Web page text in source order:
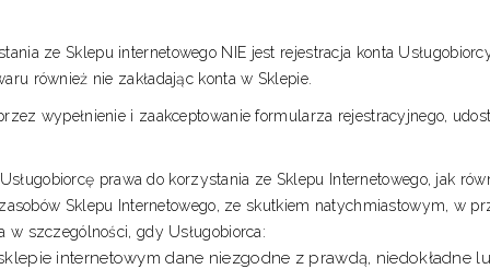
ze Sklepu internetowego NIE jest rejestracja konta
również nie zakładając konta w Sklepie.
wypełnienie i zaakceptowanie formularza rejestracyjnego,
prawa do korzystania ze Sklepu Internetowego, jak
Sklepu Internetowego, ze skutkiem natychmiastowym, w
w szczególności, gdy Usługobiorca:
internetowym dane niezgodne z prawdą, niedokładne